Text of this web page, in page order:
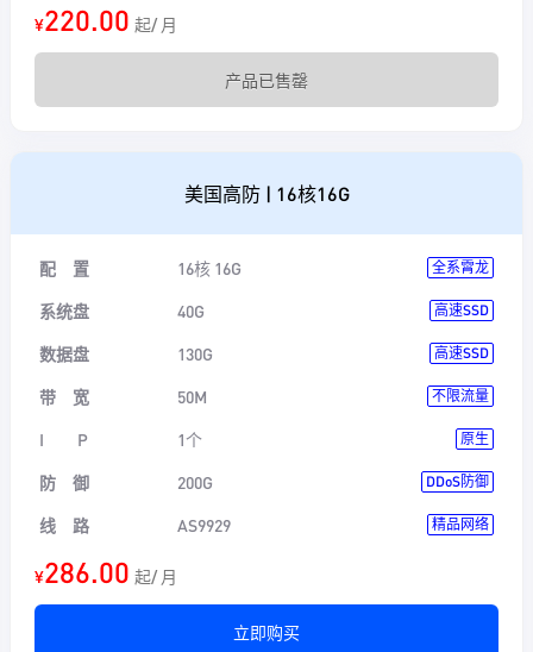
¥220.00 起/ 月
产品已售罄
美国高防 | 16核16G
配 置 16核 16G 全系霄龙
系统盘 40G 高速SSD
数据盘 130G 高速SSD
带 宽 50M 不限流量
I P 1个 原生
防 御 200G DDoS防御
线 路 AS9929 精品网络
¥286.00 起/ 月
立即购买